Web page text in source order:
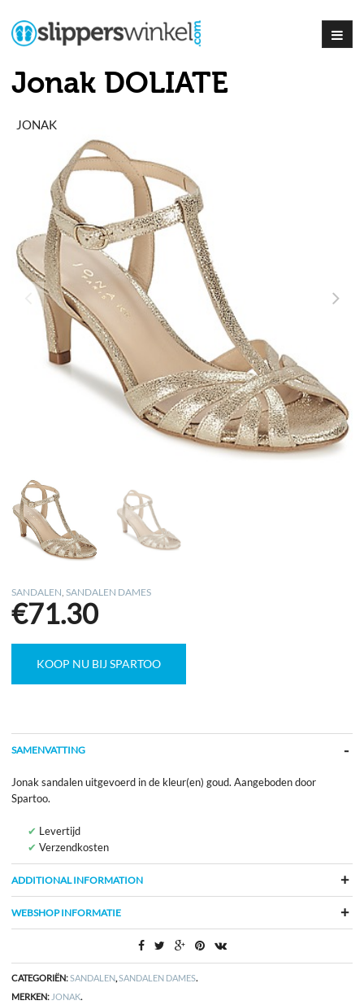
Jonak DOLIATE
JONAK
SANDALEN ,SANDALEN DAMES
€71.30
KOOP NU BIJ SPARTOO
SAMENVATTING
Jonak sandalen uitgevoerd in de kleur(en) goud. Aangeboden door
Spartoo.
Levertijd
Verzendkosten
ADDITIONAL INFORMATION
WEBSHOP INFORMATIE
CATEGORIËN:SANDALEN,SANDALEN DAMES.
MERKEN: JONAK.